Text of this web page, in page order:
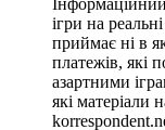
ігри на
приймає ні в
платежів, які
азартними
які матеріали